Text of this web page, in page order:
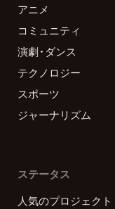
アニメ
コミュニティ
演劇・ダンス
テクノロジー
スポーツ
ジャーナリズム
ステータス
人気のプロジェクト